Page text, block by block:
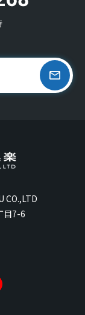
CO.,LTD
目7-6